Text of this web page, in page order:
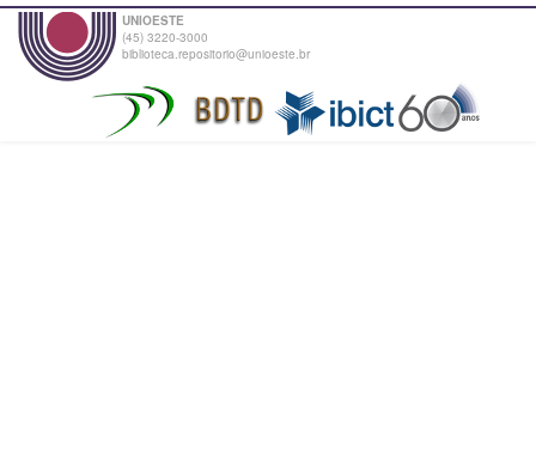
UNIOESTE
(45) 3220-3000
biblioteca.repositorio@unioeste.br